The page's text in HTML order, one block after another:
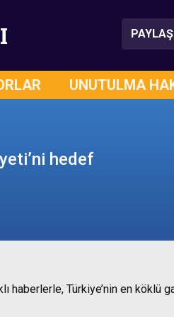
PAYLAŞ
UNUTULMA
hedef
haberlerle, Türkiye’nin en köklü